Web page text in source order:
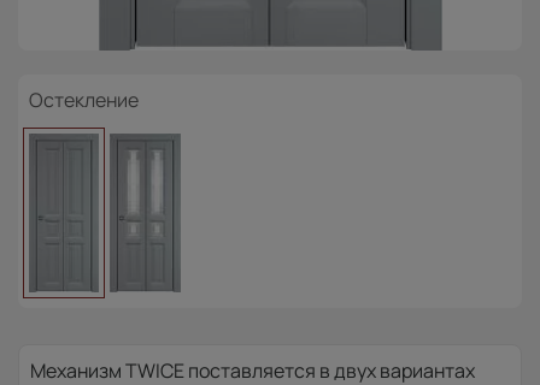
Остекление
Механизм TWICE поставляется в двух вариантах